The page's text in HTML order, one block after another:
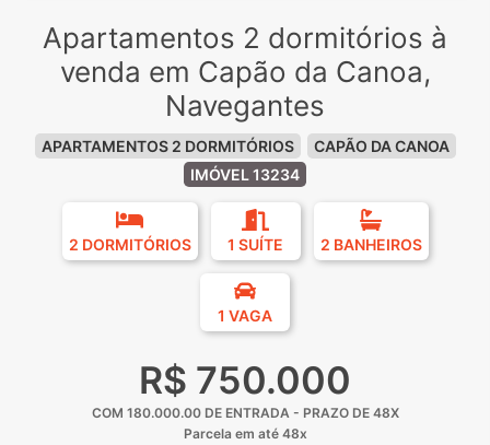
Apartamentos 2 dormitórios à
venda em Capão da Canoa,
Navegantes
APARTAMENTOS 2 DORMITÓRIOS
CAPÃO DA CANOA
IMÓVEL 13234
2 DORMITÓRIOS 1 SUÍTE 2 BANHEIROS
1 VAGA
R$ 750.000
COM 180.000.00 DE ENTRADA - PRAZO DE 48X
Parcela em até 48x